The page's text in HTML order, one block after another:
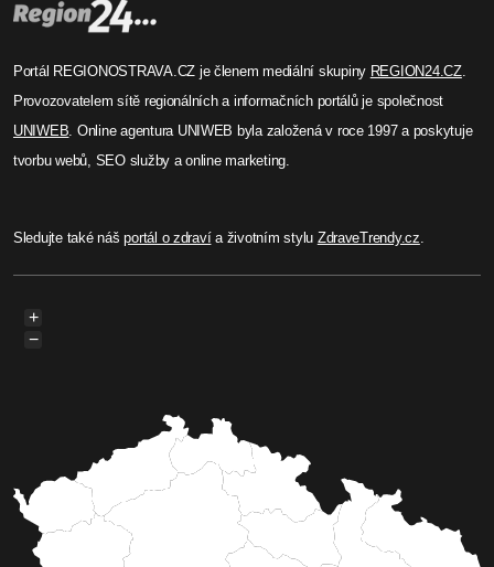
Portál REGIONOSTRAVA.CZ je členem mediální skupiny REGION24.CZ.
Provozovatelem sítě regionálních a informačních portálů je společnost
UNIWEB. Online agentura UNIWEB byla založená v roce 1997 a poskytuje
tvorbu webů, SEO služby a online marketing.
Sledujte také nášportál o zdravía životním stylu ZdraveTrendy.cz.
+
−